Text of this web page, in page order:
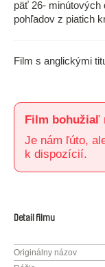
päť 26- minútových
pohľadov z piatich
Film s anglickými
Film bohužiaľ
Je nám ľúto,
k dispozícií.
Detail filmu
Originálny názov